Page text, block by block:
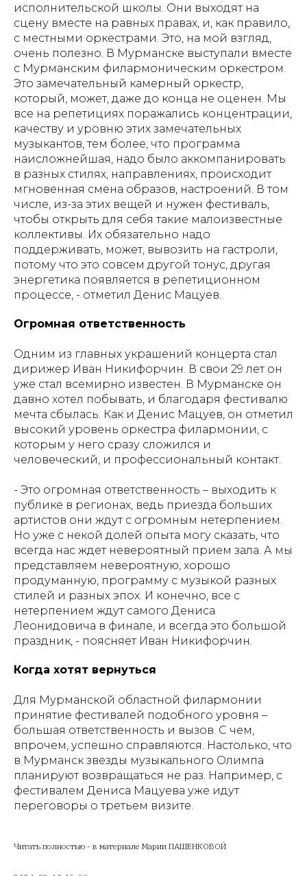
исполнительской школы. Они выходят на
сцену вместе на равных правах, и, как правило,
с местными оркестрами. Это, на мой взгляд,
очень полезно. В Мурманске выступали вместе
с Мурманским филармоническим оркестром.
Это замечательный камерный оркестр,
который, может, даже до конца не оценен. Мы
все на репетициях поражались концентрации,
качеству и уровню этих замечательных
музыкантов, тем более, что программа
наисложнейшая, надо было аккомпанировать
в разных стилях, направлениях, происходит
мгновенная смена образов, настроений. В том
числе, из-за этих вещей и нужен фестиваль,
чтобы открыть для себя такие малоизвестные
коллективы. Их обязательно надо
поддерживать, может, вывозить на гастроли,
потому что это совсем другой тонус, другая
энергетика появляется в репетиционном
процессе, - отметил Денис Мацуев.
Огромная ответственность
Одним из главных украшений концерта стал
дирижер Иван Никифорчин. В свои 29 лет он
уже стал всемирно известен. В Мурманске он
давно хотел побывать, и благодаря фестивалю
мечта сбылась. Как и Денис Мацуев, он отметил
высокий уровень оркестра филармонии, с
которым у него сразу сложился и
человеческий, и профессиональный контакт.
- Это огромная ответственность – выходить к
публике в регионах, ведь приезда больших
артистов они ждут с огромным нетерпением.
Но уже с некой долей опыта могу сказать, что
всегда нас ждет невероятный прием зала. А мы
представляем невероятную, хорошо
продуманную, программу с музыкой разных
стилей и разных эпох. И конечно, все с
нетерпением ждут самого Дениса
Леонидовича в финале, и всегда это большой
праздник, - поясняет Иван Никифорчин.
Когда хотят вернуться
Для Мурманской областной филармонии
принятие фестивалей подобного уровня –
большая ответственность и вызов. С чем,
впрочем, успешно справляются. Настолько, что
в Мурманск звезды музыкального Олимпа
планируют возвращаться не раз. Например, с
фестивалем Дениса Мацуева уже идут
переговоры о третьем визите.
Читать полностью - в материале Марии ПАШЕНКОВОЙ